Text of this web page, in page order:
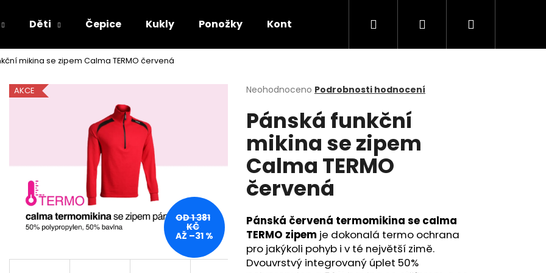
Děti Čepice Kukly Ponožky Kontakt Jak nakupovat?
Hledat PřihlášeníNákupní
mikina se zipem Calma TERMO červená
Průměrné
produktu
je
5
hvězdiček.
Neohodnoceno Podrobnosti hodnocení
Pánská funkční
mikina se zipem
Calma TERMO
červená
Pánská červená termomikina se calma
TERMO zipem je dokonalá termo ochrana
pro jakýkoli pohyb i v té největší zimě.
Dvouvrstvý integrovaný úplet 50%
AKCE
OD 1 381
KČ
AŽ –31 %
Co potřebujete najít?
Doporučujeme
FUNKČNÍ SPODKY S DLOUHOU DÁMSKÉ FUNKČNÍ TRIČKO S DLOUHÝM